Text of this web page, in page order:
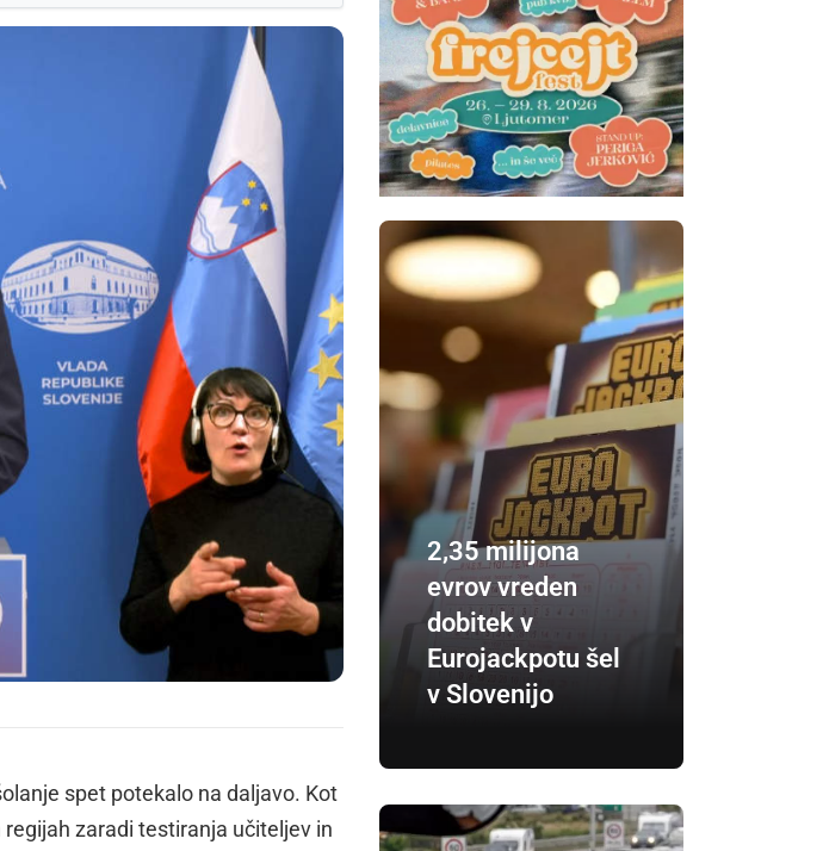
spet potekalo na daljavo. Kot
regijah zaradi testiranja učiteljev in
2,35 milijona
evrov vreden
dobitek v
Eurojackpotu šel
v Slovenijo